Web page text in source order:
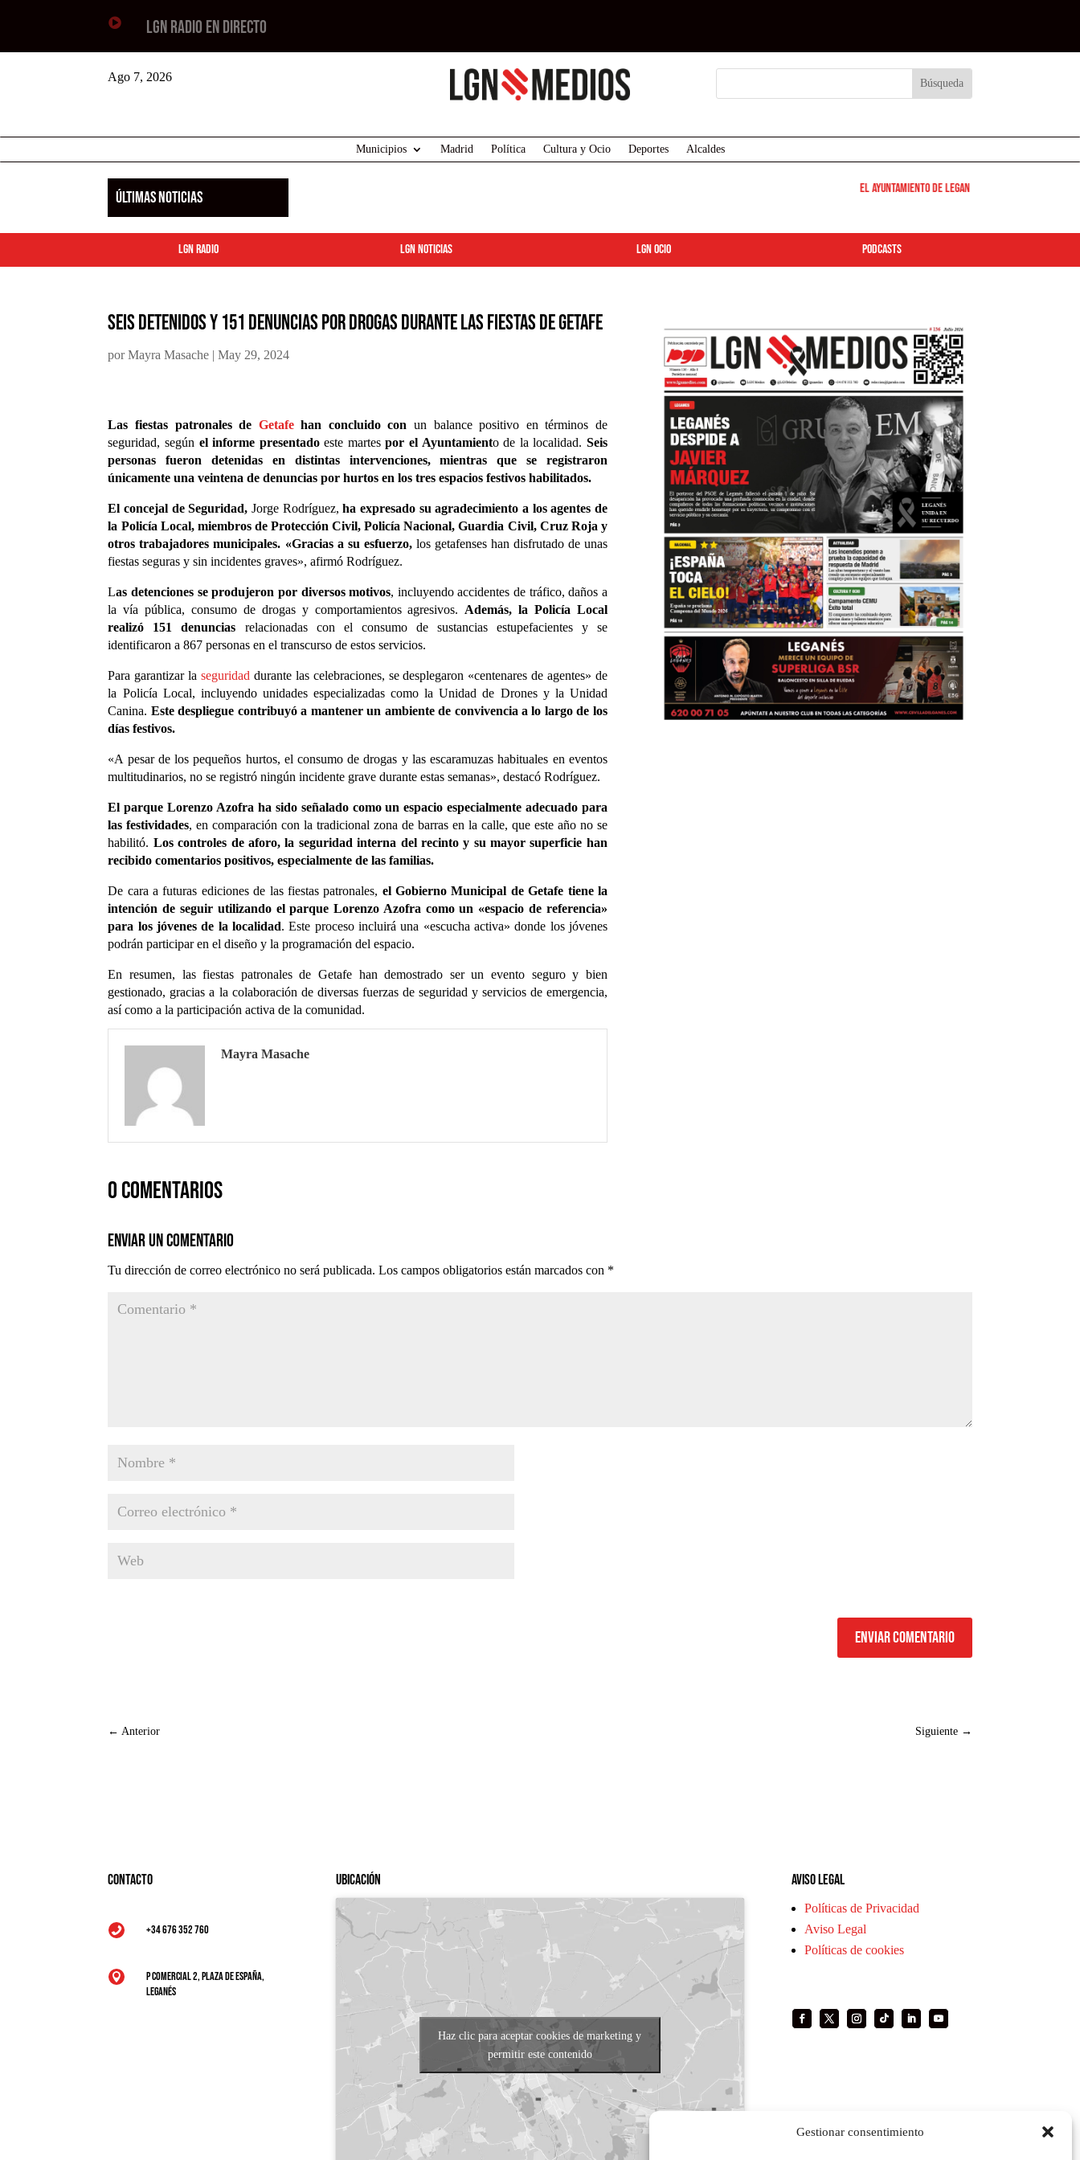
Gestionar consentimiento
 LGN RADIO EN DIRECTO
Ago 7, 2026
Municipios Madrid Política Cultura y Ocio Deportes Alcaldes
ÚLTIMAS NOTICIAS El Ayuntamiento de Leganés pone en marcha los
LGN Radio LGN Noticias LGN ocio podcasts
Seis detenidos y 151 denuncias por drogas durante las fiestas de Getafe
porMayra Masache |May 29, 2024
Las fiestas patronales de Getafehan concluido con un balance positivo en términos de
seguridad, según el informe presentadoeste martespor el Ayuntamiento de la localidad. Seis
personas fueron detenidas en distintas intervenciones, mientras que se registraron
únicamente una veintena de denuncias por hurtos en los tres espacios festivos habilitados.
El concejal de Seguridad, Jorge Rodríguez,ha expresado su agradecimiento a los agentes de
la Policía Local, miembros de Protección Civil, Policía Nacional, Guardia Civil, Cruz Roja y
otros trabajadores municipales. «Gracias a su esfuerzo,los getafenses han disfrutado de unas
fiestas seguras y sin incidentes graves», afirmó Rodríguez.
Las detenciones se produjeron por diversos motivos, incluyendo accidentes de tráfico, daños a
la vía pública, consumo de drogas y comportamientos agresivos. Además, la Policía Local
realizó 151 denuncias relacionadas con el consumo de sustancias estupefacientes y se
identificaron a 867 personas en el transcurso de estos servicios.
Para garantizar laseguridad durante las celebraciones, se desplegaron «centenares de agentes» de
la Policía Local, incluyendo unidades especializadas como la Unidad de Drones y la Unidad
Canina. Este despliegue contribuyó a mantener un ambiente de convivencia a lo largo de los
días festivos.
«A pesar de los pequeños hurtos, el consumo de drogas y las escaramuzas habituales en eventos
multitudinarios, no se registró ningún incidente grave durante estas semanas», destacó Rodríguez.
El parque Lorenzo Azofra ha sido señalado como un espacio especialmente adecuado para
las festividades, en comparación con la tradicional zona de barras en la calle, que este año no se
habilitó. Los controles de aforo, la seguridad interna del recinto y su mayor superficie han
recibido comentarios positivos, especialmente de las familias.
De cara a futuras ediciones de las fiestas patronales, el Gobierno Municipal de Getafe tiene la
intención de seguir utilizando el parque Lorenzo Azofra como un «espacio de referencia»
para los jóvenes de la localidad. Este proceso incluirá una «escucha activa» donde los jóvenes
podrán participar en el diseño y la programación del espacio.
En resumen, las fiestas patronales de Getafe han demostrado ser un evento seguro y bien
gestionado, gracias a la colaboración de diversas fuerzas de seguridad y servicios de emergencia,
así como a la participación activa de la comunidad.
Mayra Masache
0 comentarios
Enviar un comentario
Tu dirección de correo electrónico no será publicada. Los campos obligatorios están marcados con *
Enviar comentario
← Anterior Siguiente→
Contacto
 +34 676 352 760

P Comercial 2, Plaza de España,
Leganés
Ubicación
Haz clic para aceptar cookies de marketing y
permitir este contenido
Aviso legal
Políticas de Privacidad
Aviso Legal
Políticas de cookies